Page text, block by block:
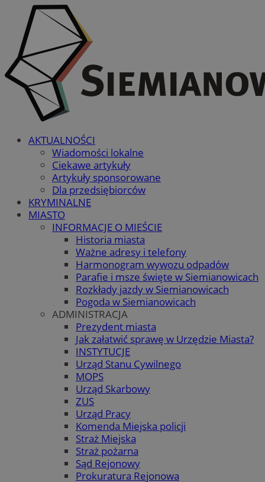
AKTUALNOŚCI
Wiadomości lokalne
Ciekawe artykuły
Artykuły sponsorowane
Dla przedsiębiorców
KRYMINALNE
MIASTO
INFORMACJE O MIEŚCIE
Historia miasta
Ważne adresy i telefony
Harmonogram wywozu odpadów
Parafie i msze święte w Siemianowicach
Rozkłady jazdy w Siemianowicach
Pogoda w Siemianowicach
ADMINISTRACJA
Prezydent miasta
Jak załatwić sprawę w Urzędzie Miasta?
INSTYTUCJE
Urząd Stanu Cywilnego
MOPS
Urząd Skarbowy
ZUS
Urząd Pracy
Komenda Miejska policji
Straż Miejska
Straż pożarna
Sąd Rejonowy
Prokuratura Rejonowa